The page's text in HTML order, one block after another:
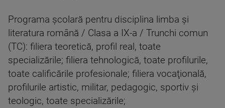
Programa şcolară pentru disciplina limba şi
literatura română / Clasa a IX-a / Trunchi comun
(TC): filiera teoretică, profil real, toate
specializările; filiera tehnologică, toate profilurile,
toate calificările profesionale; filiera vocaţională,
profilurile artistic, militar, pedagogic, sportiv şi
teologic, toate specializările;